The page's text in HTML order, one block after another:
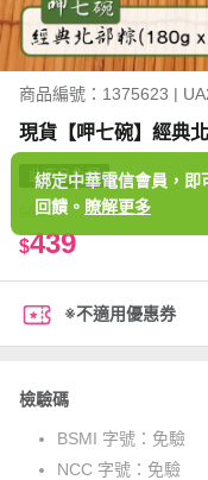
商品編號：1375623 |
現貨【呷七碗】經典
此商品免運
639
$439
※不適用優惠券
檢驗碼
BSMI 字號： 免驗
NCC 字號： 免驗
綁定中華電信會員，
回饋。 瞭解更多